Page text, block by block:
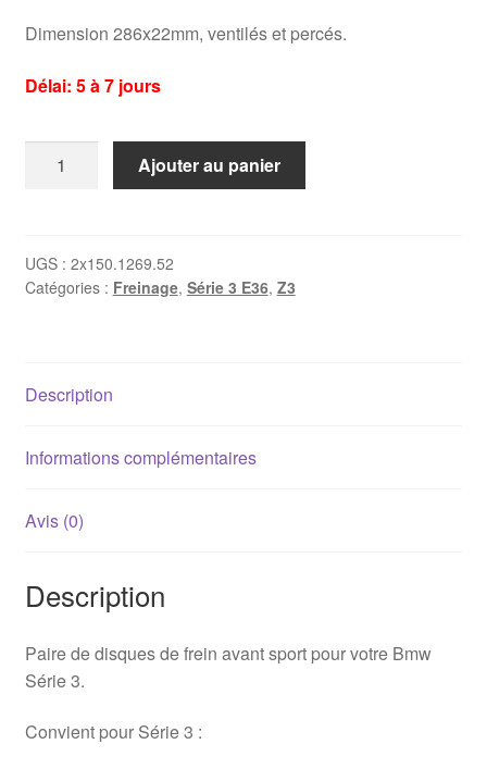
Dimension 286x22mm, ventilés et percés.
Délai: 5 à 7 jours
disques
de
E36
E46
286x22mm
Ventilés
Ajouter au panier
UGS : 2x150.1269.52
Catégories : Freinage, Série 3 E36, Z3
Description
Informations complémentaires
Avis (0)
Description
Paire de disques de frein avant sport pour votre Bmw
Série 3.
Convient pour Série 3 :